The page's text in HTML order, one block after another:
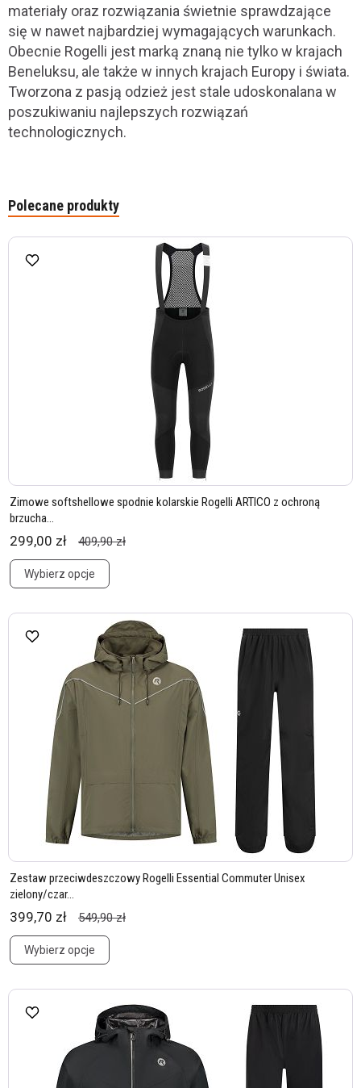
materiały oraz rozwiązania świetnie sprawdzające
się w nawet najbardziej wymagających warunkach.
Obecnie Rogelli jest marką znaną nie tylko w krajach
Beneluksu, ale także w innych krajach Europy i świata.
Tworzona z pasją odzież jest stale udoskonalana w
poszukiwaniu najlepszych rozwiązań
technologicznych.
Polecane produkty
Zimowe softshellowe spodnie kolarskie Rogelli ARTICO z ochroną
brzucha...
299,00 zł 409,90 zł
Wybierz opcje
Zestaw przeciwdeszczowy Rogelli Essential Commuter Unisex
zielony/czar...
399,70 zł 549,90 zł
Wybierz opcje